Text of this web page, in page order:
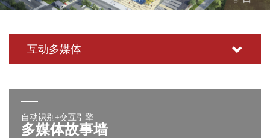
互动多媒体
自动识别+交互引擎
多媒体故事墙